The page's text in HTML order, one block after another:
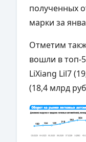
полученных
марки за
Отметим
вошли в топ-
LiXiang Lil7
(18,4 млрд